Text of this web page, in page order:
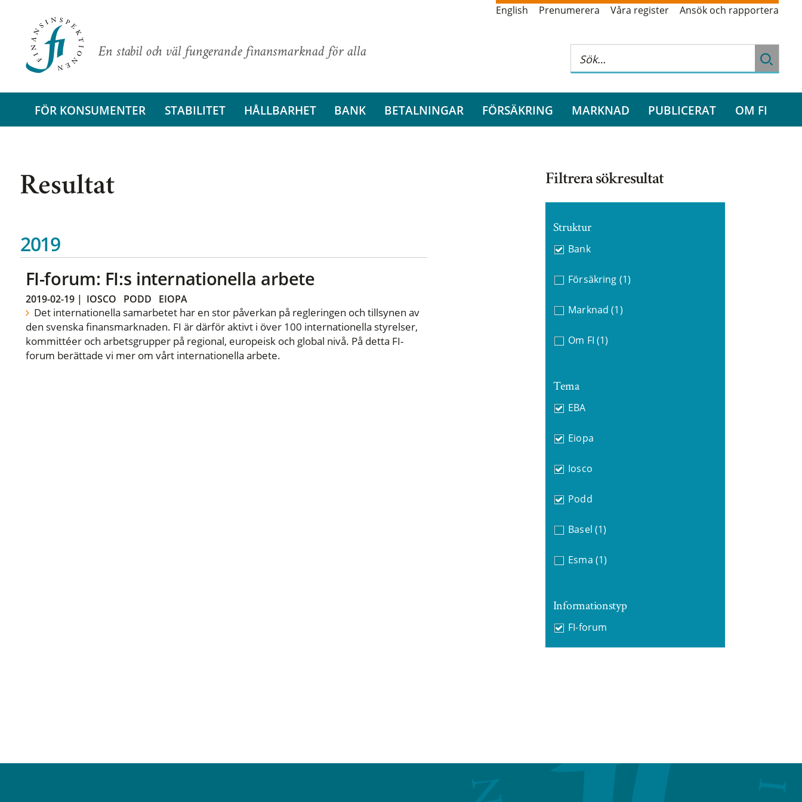
En stabil och väl fungerande finansmarknad för alla
English Prenumerera Våra register Ansök och rapportera
FÖR KONSUMENTER STABILITET HÅLLBARHET BANK BETALNINGAR FÖRSÄKRING MARKNAD PUBLICERAT OM FI
Resultat
2019
FI-forum: FI:s internationella arbete
2019-02-19| IOSCO PODD EIOPA
Det internationella samarbetet har en stor påverkan på regleringen och tillsynen av
den svenska finansmarknaden. FI är därför aktivt i över 100 internationella styrelser,
kommittéer och arbetsgrupper på regional, europeisk och global nivå. På detta FI-
forum berättade vi mer om vårt internationella arbete.
Filtrera sökresultat
Struktur
Bank
Försäkring (1)
Marknad (1)
Om FI (1)
Tema
EBA
Eiopa
Iosco
Podd
Basel (1)
Esma (1)
Informationstyp
FI-forum